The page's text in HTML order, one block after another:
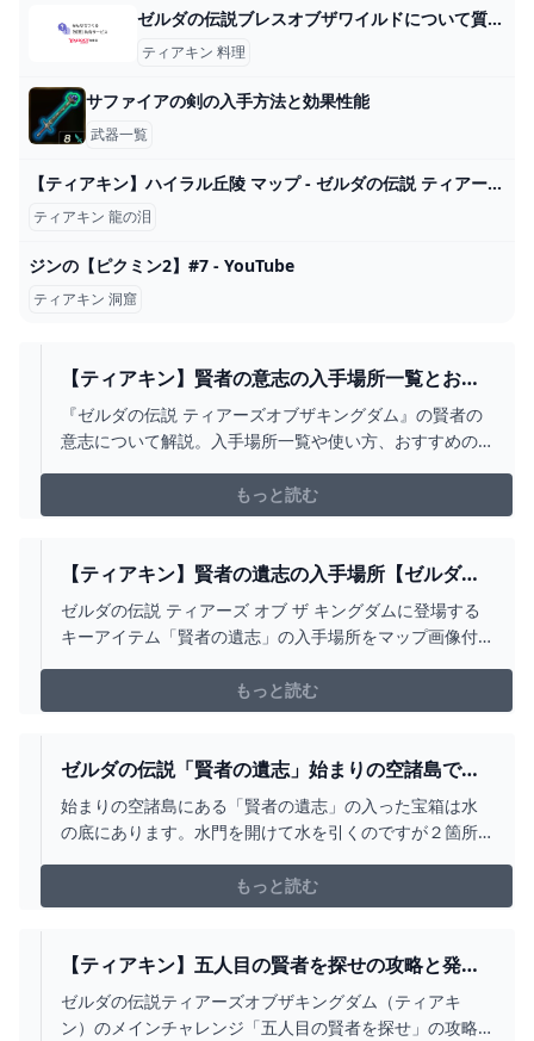
ゼルダの伝説ブレスオブザワイルドについて質問です - ゲルド... - Yahoo!知恵袋
ティアキン 料理
サファイアの剣の入手方法と効果性能
武器一覧
【ティアキン】ハイラル丘陵 マップ - ゼルダの伝説 ティアーズオブザキングダム 攻略Wiki ティアキン ： ヘイグ攻略まとめWiki
ティアキン 龍の泪
ジンの【ピクミン2】#7 - YouTube
ティアキン 洞窟
【ティアキン】賢者の意志の入手場所一覧とおす
すめ使い道｜誰に使うべき？ ワイトのゲーム案内
所
『ゼルダの伝説 ティアーズオブザキングダム』の賢者の
意志について解説。入手場所一覧や使い方、おすすめの
もっと読む
【ティアキン】賢者の遺志の入手場所【ゼルダの
伝説 ティアーズオブザキングダム】 HYPERWIKI
ゼルダの伝説 ティアーズ オブ ザ キングダムに登場する
キーアイテム「賢者の遺志」の入手場所をマップ画像付
強化順は気にしなくてよい。もっと読む
ゼルダの伝説「賢者の遺志」始まりの空諸島で水
門を開ける - YOUTUBE
始まりの空諸島にある「賢者の遺志」の入った宝箱は水
の底にあります。水門を開けて水を引くのですが２箇所
す。宝箱のある方だけでもOKな気もします。＃ゼルダの
伝説 ＃ティアキン ＃ティアーズオブキングダム
もっと読む
【ティアキン】五人目の賢者を探せの攻略と発生
条件【ティアーズオブザキングダム】 - ティアキ
ン攻略WIKI GAMERCH
ゼルダの伝説ティアーズオブザキングダム（ティアキ
ン）のメインチャレンジ「五人目の賢者を探せ」の攻略